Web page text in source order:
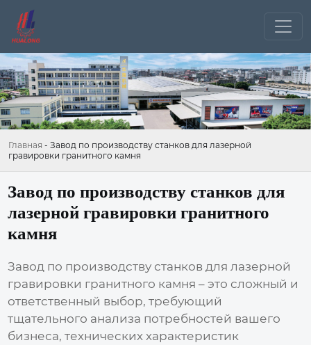
Главная - Завод по производству станков для лазерной
гравировки гранитного камня
Завод по производству станков для
лазерной гравировки гранитного
камня
Завод по производству станков для лазерной
гравировки гранитного камня – это сложный и
ответственный выбор, требующий
тщательного анализа потребностей вашего
бизнеса, технических характеристик